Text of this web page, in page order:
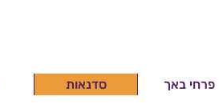
פרחי באך סדנאות